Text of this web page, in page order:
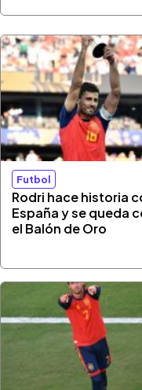
Futbol
Rodri hace historia
España y se queda
el Balón de Oro